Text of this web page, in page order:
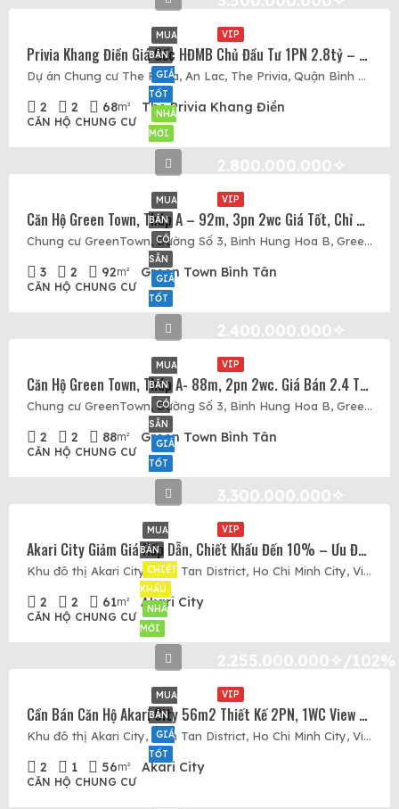
VIP
MUA
BÁN
GIÁ
TỐT
NHÀ
MỚI
Privia Khang Điền Giá Gốc HĐMB Chủ Đầu Tư 1PN 2.8tỷ – 2PN 3.5tỷ – 3PN 4.2tỷ. Tầng Đẹp View Đẹp
Dự án Chung cư The Privia, An Lac, The Privia, Quận Bình Tân, Hồ Chí Minh
2 2 68m² The Privia Khang Điền
CĂN HỘ CHUNG CƯ
VIP
MUA
BÁN
CÓ
SẴN
GIÁ
TỐT
2.800.000.000✧
Căn Hộ Green Town, Tháp A – 92m, 3pn 2wc Giá Tốt, Chỉ 2.8 Tỷ. Căn Hộ Full Nội Thất Thiết Kế Rộng Đẹp
Chung cư GreenTown, Đường Số 3, Binh Hung Hoa B, Green Town, Quận Bình Tân, Hồ Chí Minh
3 2 92m² Green Town Bình Tân
CĂN HỘ CHUNG CƯ
VIP
MUA
BÁN
CÓ
SẴN
GIÁ
TỐT
2.400.000.000✧
Căn Hộ Green Town, Tháp A- 88m, 2pn 2wc. Giá Bán 2.4 Tỷ, Nhà Đang Có Sẵn Để Xem
Chung cư GreenTown, Đường Số 3, Binh Hung Hoa B, Green Town, Quận Bình Tân, Hồ Chí Minh
2 2 88m² Green Town Bình Tân
CĂN HỘ CHUNG CƯ
VIP
MUA
BÁN
CHIẾT
KHẤU
NHÀ
MỚI
3.300.000.000✧
Akari City Giảm Giá Hấp Dẫn, Chiết Khấu Đến 10% – Ưu Đãi Thêm Đến 160tr – Hỗ Trợ Lãi Vay 0%/18 Tháng
Khu đô thị Akari City, Binh Tan District, Ho Chi Minh City, Vietnam, Akari City, Quận Bình Tân, Hồ Chí Minh
2 2 61m² Akari City
CĂN HỘ CHUNG CƯ
VIP
MUA
BÁN
GIÁ
TỐT
2.255.000.000✧/102%
Cần Bán Căn Hộ Akari City 56m2 Thiết Kế 2PN, 1WC View Võ Văn Kiệt, Nội Thất Cơ Bản
Khu đô thị Akari City, Binh Tan District, Ho Chi Minh City, Vietnam, Akari City, Quận Bình Tân, Hồ Chí Minh
2 1 56m² Akari City
CĂN HỘ CHUNG CƯ